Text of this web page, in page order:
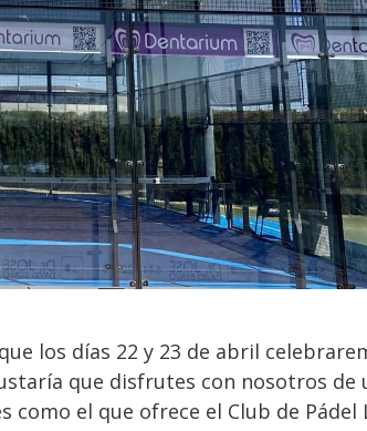
los días 22 y 23 de abril
que disfrutes con nosotros de
el que ofrece el Club de Pádel